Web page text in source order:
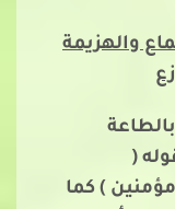
والهزيمة
(
) كما